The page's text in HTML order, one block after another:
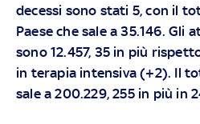
decessi sono stati 5, con il
Paese che sale a 35.146. Gli
sono 12.457, 35 in più
in terapia intensiva (+2). Il
sale a 200.229, 255 in più in